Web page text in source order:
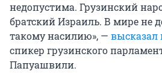
недопустима. Грузинский
братский Израиль. В мире не
такому насилию», — высказал
спикер грузинского
Папуашвили.